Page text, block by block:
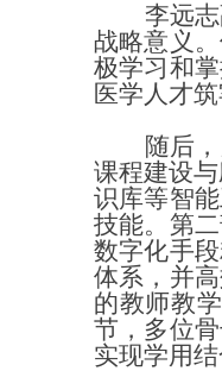
李远
战略意义
极学习和
医学人才
随后
课程建设
识库等智
技能。第
数字化手
体系，并
的教师教
节，多位
实现学用